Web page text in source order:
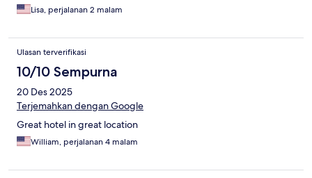
Lisa, perjalanan 2 malam
Ulasan terverifikasi
10/10 Sempurna
20 Des 2025
Terjemahkan dengan Google
Great hotel in great location
William, perjalanan 4 malam